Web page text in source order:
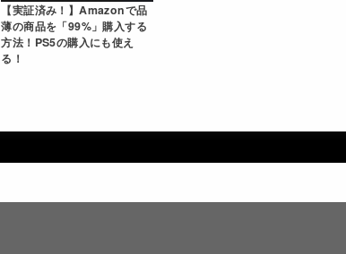
【実証済み！】Amazonで品
薄の商品を「99%」購入する
方法！PS5の購入にも使え
る！